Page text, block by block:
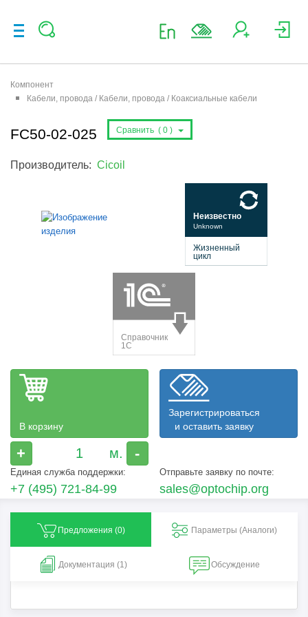
Компонент
Кабели, провода / Кабели, провода / Коаксиальные кабели
FC50-02-025 Сравнить ( 0 )
Производитель: Cicoil
В корзину
+ -
Зарегистрироваться
и оставить заявку
Единая служба поддержки:
+7 (495) 721-84-99
Отправьте заявку по почте:
sales@optochip.org
Предложения (0) Параметры (Aналоги)
Документация (1) Обсуждение